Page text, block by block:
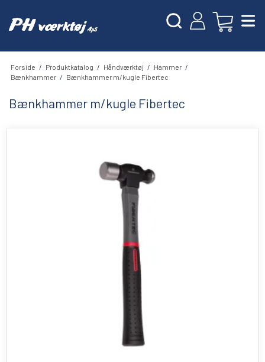
Forside / Produktkatalog / Håndværktøj / Hammer /
Bænkhammer / Bænkhammer m/kugle Fibertec
Bænkhammer m/kugle Fibertec